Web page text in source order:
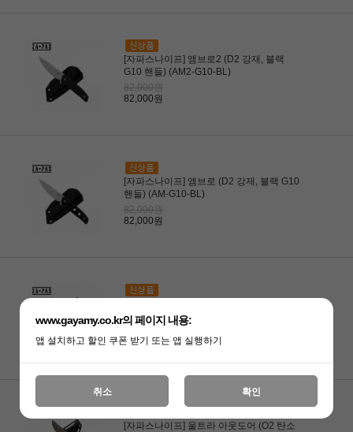
[자파스나이프] 앰브로2 (D2 강재, 블랙
G10 핸들) (AM2-G10-BL)
82,000원
82,000원
[자파스나이프] 앰브로 (D2 강재, 블랙 G10
핸들) (AM-G10-BL)
82,000원
82,000원
강 세라코테 칼날, 브라운 미카르타 핸들)
(UO-CE-M-BR)
104,000원
[자파스나이프] 울트라 아웃도어 (O2 탄소
www.gayamy.co.kr의 페이지 내용:
앱 설치하고 할인 쿠폰 받기 또는 앱 실행하기
취소 확인